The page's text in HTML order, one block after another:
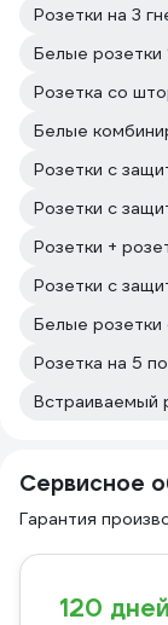
Розетки на 3
Белые розетки
Розетка со
Белые
Розетки с
Розетки с
Розетки +
Розетки с
Белые
Розетка на 5
Встраиваемый
Сервисное
Гарантия
120